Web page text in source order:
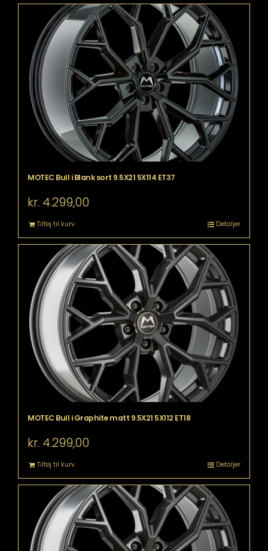
MOTEC Bull i Blank sort 9.5X21 5X114 ET37
kr. 4.299,00
Tilføj til kurv Detaljer
MOTEC Bull i Graphite matt 9.5X21 5X112 ET18
kr. 4.299,00
Tilføj til kurv Detaljer